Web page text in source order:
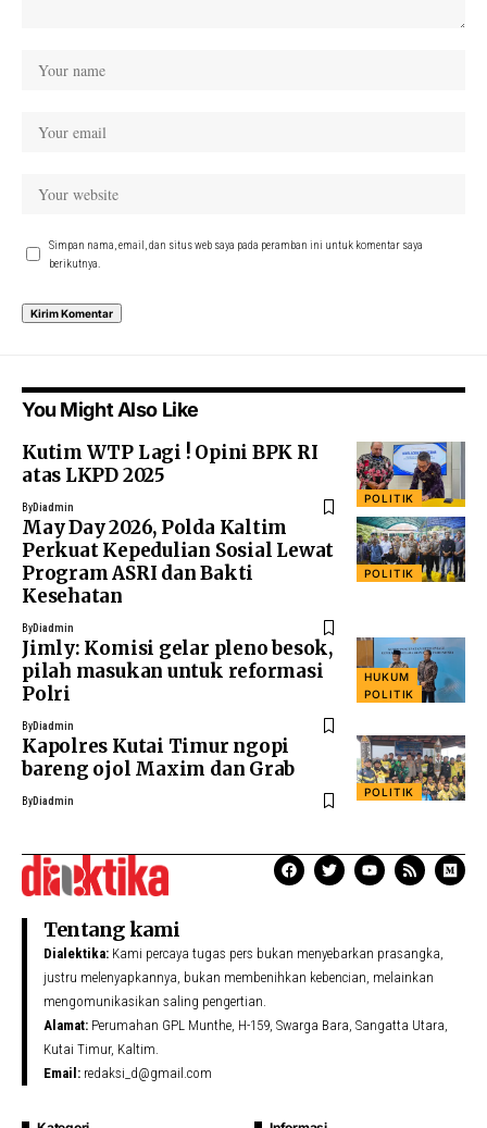
Simpan nama, email, dan situs web saya pada peramban ini untuk komentar saya
berikutnya.
You Might Also Like
POLITIK
Kutim WTP Lagi ! Opini BPK RI
atas LKPD 2025
ByDiadmin
POLITIK
May Day 2026, Polda Kaltim
Perkuat Kepedulian Sosial Lewat
Program ASRI dan Bakti
Kesehatan
ByDiadmin
HUKUM
POLITIK
Jimly: Komisi gelar pleno besok,
pilah masukan untuk reformasi
Polri
ByDiadmin
POLITIK
Kapolres Kutai Timur ngopi
bareng ojol Maxim dan Grab
ByDiadmin
Tentang kami
Dialektika: Kami percaya tugas pers bukan menyebarkan prasangka,
justru melenyapkannya, bukan membenihkan kebencian, melainkan
mengomunikasikan saling pengertian.
Alamat: Perumahan GPL Munthe, H-159, Swarga Bara, Sangatta Utara,
Kutai Timur, Kaltim.
Email: redaksi_d@gmail.com